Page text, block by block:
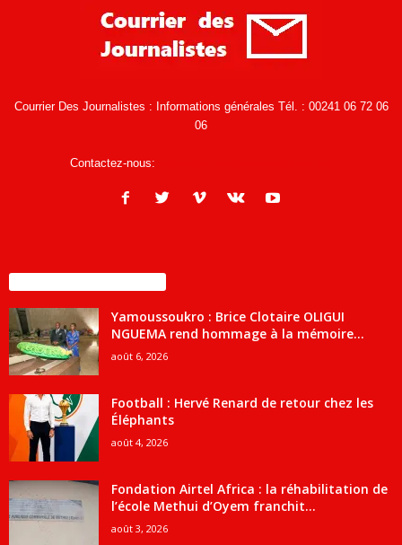
Courrier Des Journalistes : Informations générales Tél. : 00241 06 72 06
06
Contactez-nous:
Yamoussoukro : Brice Clotaire OLIGUI
NGUEMA rend hommage à la mémoire...
août 6, 2026
Football : Hervé Renard de retour chez les
Éléphants
août 4, 2026
Fondation Airtel Africa : la réhabilitation de
l’école Methui d’Oyem franchit...
août 3, 2026